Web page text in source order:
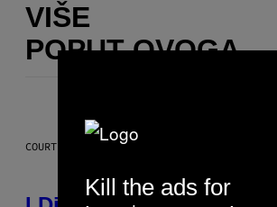
VIŠE
POPUT OVOGA
COURTESY OF CBDMD
Kill the ads for